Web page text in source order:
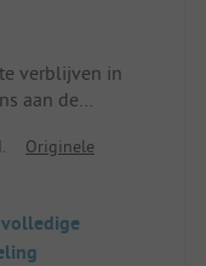
verblijven in
aan de
met
We
de sanitaire
Originele
volledige